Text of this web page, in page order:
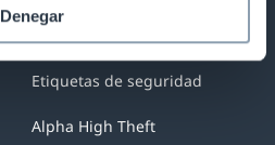
Denegar
Etiquetas de seguridad
Alpha High Theft